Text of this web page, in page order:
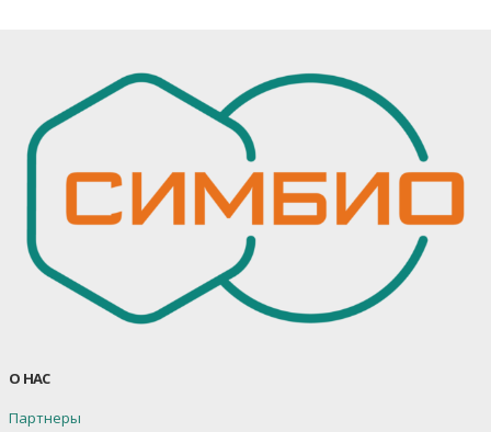
О НАС
Партнеры